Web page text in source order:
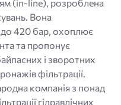
(in-line), розроблена
Вона
до 420 бар, охоплює
та пропонує
і зворотних
фільтрації.
компанія з понад
гідравлічних